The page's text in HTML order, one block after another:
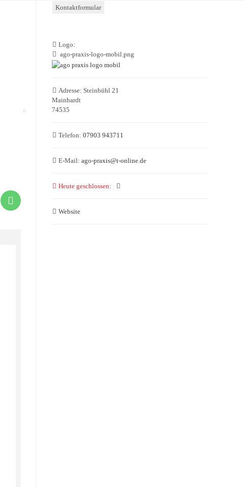
Kontaktformular
Logo:
ago-praxis-logo-mobil.png
Adresse: Steinbühl 21
Mainhardt
74535
Telefon: 07903 943711
E-Mail: ago-praxis@t-online.de
Heute geschlossen:
Website